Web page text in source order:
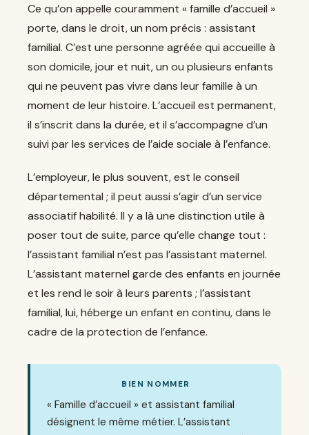
Ce qu’on appelle couramment « famille d’accueil »
porte, dans le droit, un nom précis : assistant
familial. C’est une personne agréée qui accueille à
son domicile, jour et nuit, un ou plusieurs enfants
qui ne peuvent pas vivre dans leur famille à un
moment de leur histoire. L’accueil est permanent,
il s’inscrit dans la durée, et il s’accompagne d’un
suivi par les services de l’aide sociale à l’enfance.
L’employeur, le plus souvent, est le conseil
départemental ; il peut aussi s’agir d’un service
associatif habilité. Il y a là une distinction utile à
poser tout de suite, parce qu’elle change tout :
l’assistant familial n’est pas l’assistant maternel.
L’assistant maternel garde des enfants en journée
et les rend le soir à leurs parents ; l’assistant
familial, lui, héberge un enfant en continu, dans le
cadre de la protection de l’enfance.
BIEN NOMMER
« Famille d’accueil » et assistant familial
désignent le même métier. L’assistant